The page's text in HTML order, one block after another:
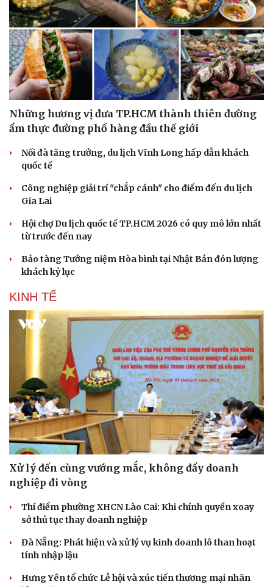
Những hương vị đưa TP.HCM thành thiên đường
ẩm thực đường phố hàng đầu thế giới
Nối đà tăng trưởng, du lịch Vĩnh Long hấp dẫn khách
quốc tế
Công nghiệp giải trí "chắp cánh" cho điểm đến du lịch
Gia Lai
Hội chợ Du lịch quốc tế TP.HCM 2026 có quy mô lớn nhất
từ trước đến nay
Bảo tàng Tưởng niệm Hòa bình tại Nhật Bản đón lượng
khách kỷ lục
KINH TẾ
Xử lý đến cùng vướng mắc, không đẩy doanh
nghiệp đi vòng
Thí điểm phường XHCN Lào Cai: Khi chính quyền xoay
sở thủ tục thay doanh nghiệp
Đà Nẵng: Phát hiện và xử lý vụ kinh doanh lô than hoạt
tính nhập lậu
Hưng Yên tổ chức Lễ hội và xúc tiến thương mại nhãn